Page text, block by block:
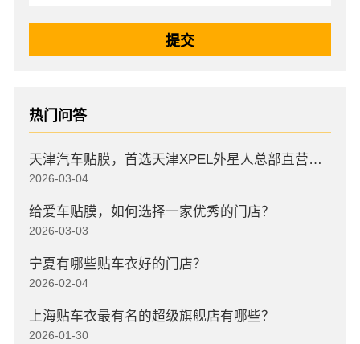
热门问答
天津汽车贴膜，首选天津XPEL外星人总部直营店，高口碑店
2026-03-04
给爱车贴膜，如何选择一家优秀的门店？
2026-03-03
宁夏有哪些贴车衣好的门店？
2026-02-04
上海贴车衣最有名的超级旗舰店有哪些？
2026-01-30